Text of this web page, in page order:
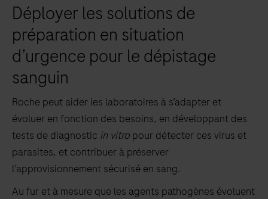
Déployer les solutions de
préparation en situation
d’urgence pour le dépistage
sanguin
Roche peut aider les laboratoires à s’adapter et
évoluer en fonction des besoins, en développant des
tests de diagnostic in vitro pour détecter ces virus et
parasites, et contribuer à préserver
l’approvisionnement sécurisé en sang.
Au fur et à mesure que les agents pathogènes évoluent